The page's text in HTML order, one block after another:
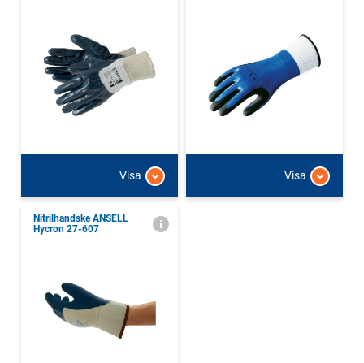
Visa Visa
Nitrilhandske ANSELL
Hycron 27-607